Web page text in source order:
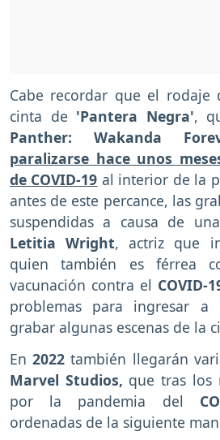
Cabe recordar que el rodaje
cinta de 'Pantera Negra',
Panther: Wakanda
paralizarse hace unos
de COVID-19 al interior de la
antes de este percance, las
suspendidas a causa de
Letitia Wright, actriz que
quien también es férrea
vacunación contra el COVID-
problemas para ingresar a
grabar algunas escenas de la
En2022 también llegarán
Marvel Studios, que tras los
por la pandemia del
ordenadas de la siguiente